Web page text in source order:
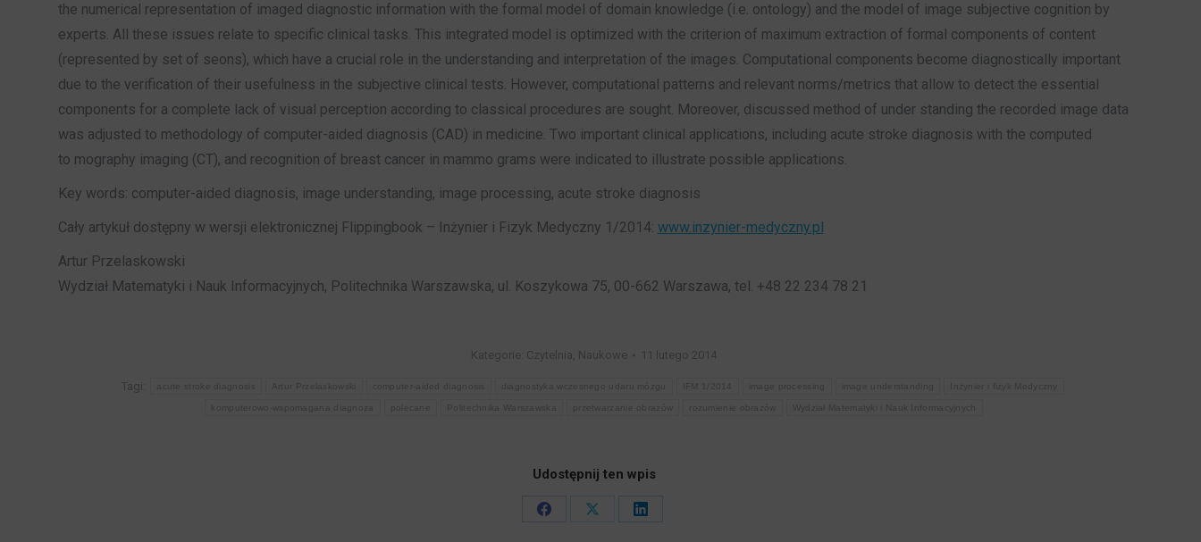
the numerical representation of imaged diagnostic information with the formal model of domain knowledge (i.e. ontology) and the model of image subjective cognition by
experts. All these issues relate to specific clinical tasks. This integrated model is optimized with the criterion of maximum extraction of formal components of content
(represented by set of seons), which have a crucial role in the understanding and interpretation of the images. Computational components become diagnostically important
due to the verification of their usefulness in the subjective clinical tests. However, computational patterns and relevant norms/metrics that allow to detect the essential
components for a complete lack of visual perception according to classical procedures are sought. Moreover, discussed method of under standing the recorded image data
was adjusted to methodology of computer-aided diagnosis (CAD) in medicine. Two important clinical applications, including acute stroke diagnosis with the computed
to mography imaging (CT), and recognition of breast cancer in mammo grams were indicated to illustrate possible applications.
Key words: computer-aided diagnosis, image understanding, image processing, acute stroke diagnosis
Cały artykuł dostępny w wersji elektronicznej Flippingbook – Inżynier i Fizyk Medyczny 1/2014: www.inzynier-medyczny.pl
Artur Przelaskowski
Wydział Matematyki i Nauk Informacyjnych, Politechnika Warszawska, ul. Koszykowa 75, 00-662 Warszawa, tel. +48 22 234 78 21
Kategorie: Czytelnia, Naukowe 11 lutego 2014
Tagi: Artur Przelaskowski diagnostyka wczesnego udaru mózgu IFM 1/2014 Inżynier i fizyk Medyczny
Politechnika Warszawska Wydział Matematyki i Nauk Informacyjnych
Udostępnij ten wpis
Share
Share
Share